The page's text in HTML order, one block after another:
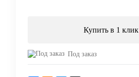
Купить в 1 клик
Под заказ